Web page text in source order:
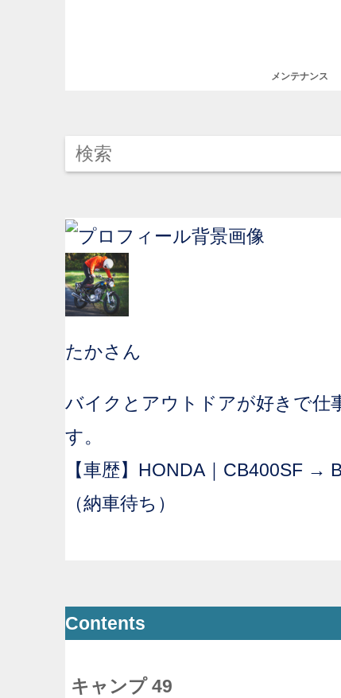
メンテナンス
たかさん
バイクとアウトドアが好きで仕
す。
【車歴】HONDA｜CB400SF
（納車待ち）
Contents
キャンプ49